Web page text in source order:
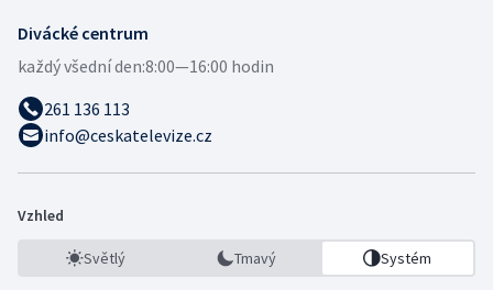
Divácké centrum
každý všední den:8:00—16:00 hodin
261 136 113
info@ceskatelevize.cz
Vzhled
Světlý Tmavý Systém